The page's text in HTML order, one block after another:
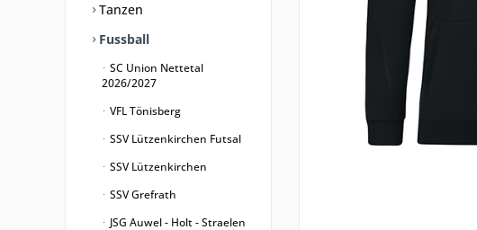
Tanzen
Fussball
SC Union Nettetal
2026/2027
VFL Tönisberg
SSV Lützenkirchen Futsal
SSV Lützenkirchen
SSV Grefrath
JSG Auwel - Holt - Straelen